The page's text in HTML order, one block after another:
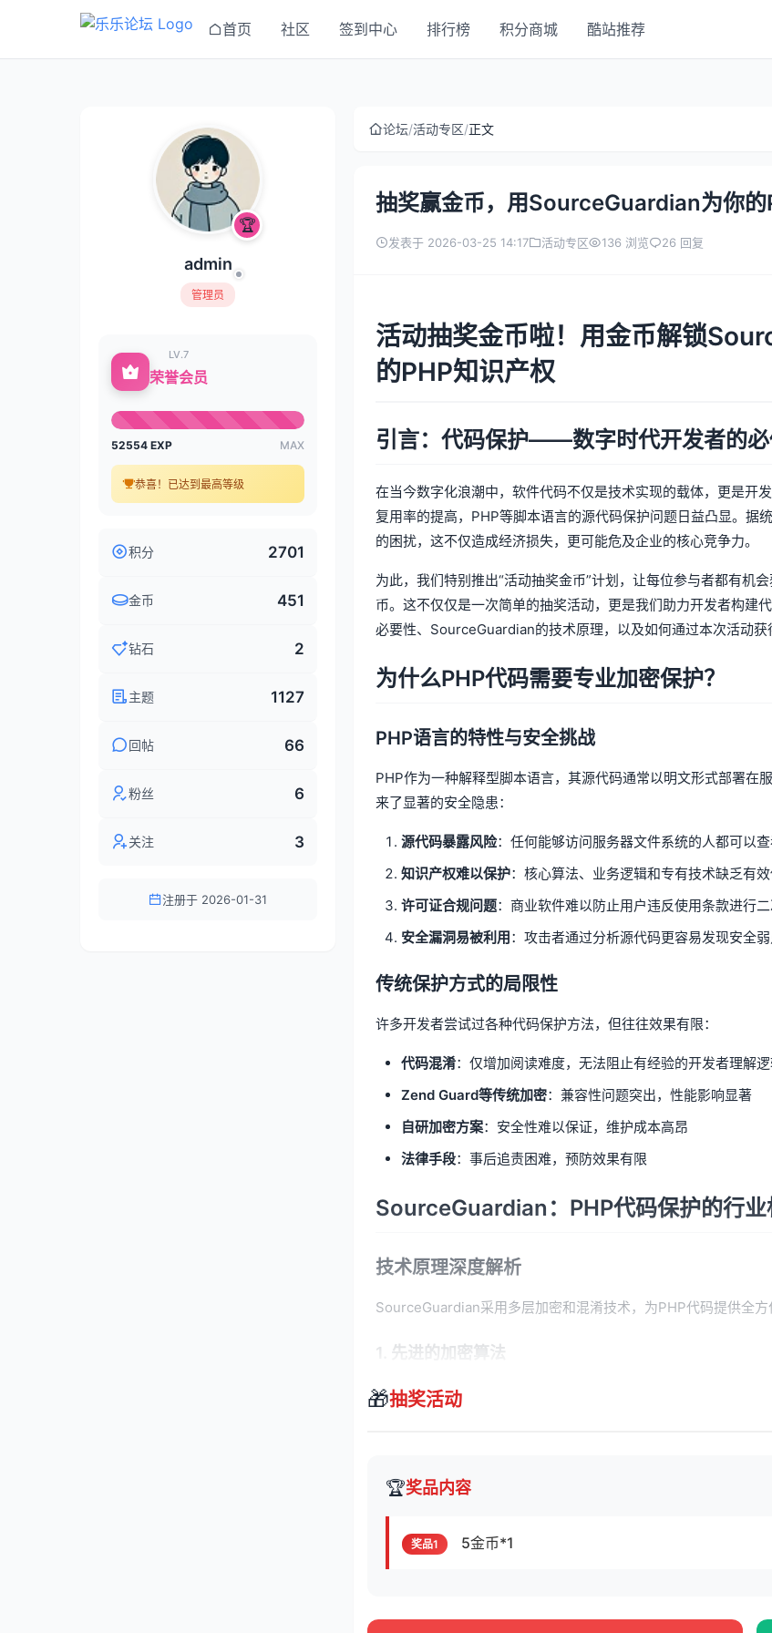
首页 社区 签到中心 排行榜 积分商城 酷站推荐
🏆
admin
管理员
LV.7
荣誉会员
52554 EXP MAX
恭喜！已达到最高等级
积分 2701
金币 451
钻石 2
主题 1127
回帖 66
粉丝 6
关注 3
注册于 2026-01-31
论坛/活动专区/正文
抽奖赢金币，用SourceGuardian为你的
发表于 2026-03-25 14:17 活动专区 136 浏览 26 回复
活动抽奖金币啦！用金币解锁
的PHP知识产权
引言：代码保护——数字时代开发者的
在当今数字化浪潮中，软件代码不仅是技术实现的载体，更是开
复用率的提高，PHP等脚本语言的源代码保护问题日益凸显。据
的困扰，这不仅造成经济损失，更可能危及企业的核心竞争力。
为此，我们特别推出“活动抽奖金币”计划，让每位参与者都有
币。这不仅仅是一次简单的抽奖活动，更是我们助力开发者构建
必要性、SourceGuardian的技术原理，以及如何通过本次活动获
为什么PHP代码需要专业加密保护？
PHP语言的特性与安全挑战
PHP作为一种解释型脚本语言，其源代码通常以明文形式部署在
来了显著的安全隐患：
源代码暴露风险：任何能够访问服务器文件系统的人都可以
知识产权难以保护：核心算法、业务逻辑和专有技术缺乏有
许可证合规问题：商业软件难以防止用户违反使用条款进行
安全漏洞易被利用：攻击者通过分析源代码更容易发现安全
传统保护方式的局限性
许多开发者尝试过各种代码保护方法，但往往效果有限：
代码混淆：仅增加阅读难度，无法阻止有经验的开发者理解
Zend Guard等传统加密：兼容性问题突出，性能影响显著
自研加密方案：安全性难以保证，维护成本高昂
法律手段：事后追责困难，预防效果有限
SourceGuardian：PHP代码保护的行业
技术原理深度解析
SourceGuardian采用多层加密和混淆技术，为PHP代码提供全方
1. 先进的加密算法
使用AES-256等军用级加密标准对源代码进行加密
2. 智能代码混淆
变量名、函数名和类名随机化处理
🎁抽奖活动
🏆奖品内容
奖品1 5金币*1